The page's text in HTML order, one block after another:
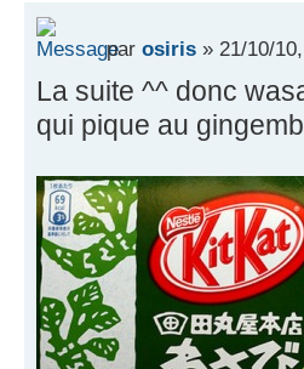
par osiris » 21/10/
La suite ^^ donc
qui pique au